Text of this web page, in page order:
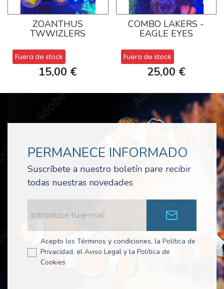
ZOANTHUS
TWWIZLERS
Fuera de stock
15,00 €
COMBO LAKERS -
EAGLE EYES
Fuera de stock
25,00 €
PERMANECE INFORMADO
Suscríbete a nuestro boletín pare recibir
todas nuestras novedades
Acepto los Términos y condiciones, la Política de
Privacidad, el Aviso Legal y la Política de
Cookies